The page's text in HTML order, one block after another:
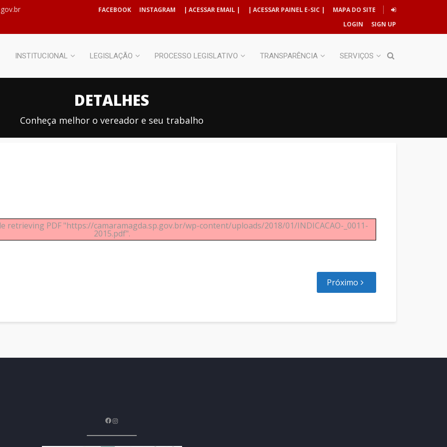
FACEBOOK INSTAGRAM | ACESSAR EMAIL | | ACESSAR PAINEL E-SIC |
MAPA DO SITE
LOGIN
SIGN UP
INSTITUCIONAL LEGISLAÇÃO PROCESSO LEGISLATIVO TRANSPARÊNCIA SERVIÇOS
DETALHES
Conheça melhor o vereador e seu trabalho
retrieving PDF "https://camaramagda.sp.gov.br/wp-content/uploads/2018/01/INDICACAO-_0011-
2015.pdf".
Próximo
Facebook